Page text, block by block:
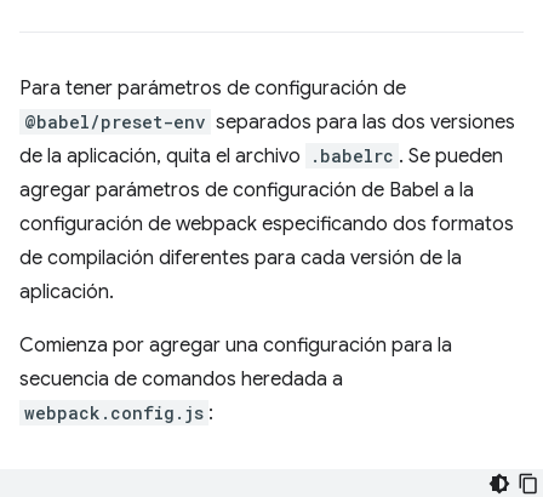
Para tener parámetros de configuración de
@babel/preset-env separados para las dos versiones
de la aplicación, quita el archivo
.babelrc . Se pueden
agregar parámetros de configuración de Babel a la
configuración de webpack especificando dos formatos
de compilación diferentes para cada versión de la
aplicación.
Comienza por agregar una configuración para la
secuencia de comandos heredada a
webpack.config.js :